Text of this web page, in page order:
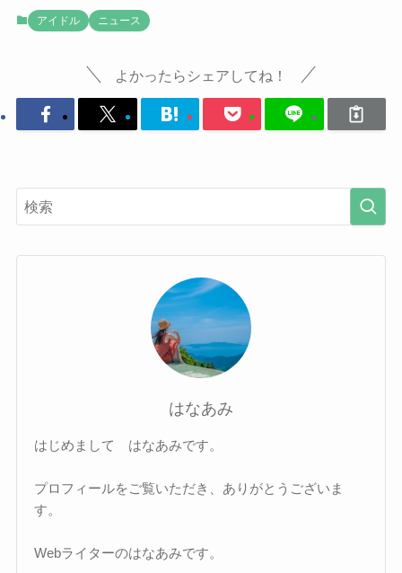
アイドル ニュース
よかったらシェアしてね！
はなあみ
はじめまして はなあみです。
プロフィールをご覧いただき、ありがとうございま
す。
Webライターのはなあみです。